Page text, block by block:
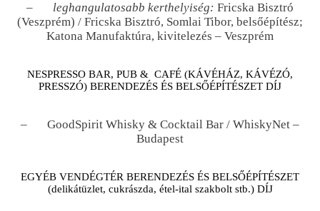
– leghangulatosabb kerthelyiség: Fricska Bisztró
(Veszprém) / Fricska Bisztró, Somlai Tibor, belsőépítész;
Katona Manufaktúra, kivitelezés – Veszprém
NESPRESSO BAR, PUB & CAFÉ (KÁVÉHÁZ, KÁVÉZÓ,
PRESSZÓ) BERENDEZÉS ÉS BELSŐÉPÍTÉSZET DÍJ
– GoodSpirit Whisky & Cocktail Bar / WhiskyNet –
Budapest
EGYÉB VENDÉGTÉR BERENDEZÉS ÉS BELSŐÉPÍTÉSZET
(delikátüzlet, cukrászda, étel-ital szakbolt stb.) DÍJ